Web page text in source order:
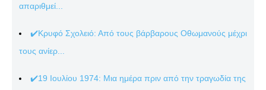
απαριθμεί...
✔️Κρυφό Σχολειό: Από τους βάρβαρους Οθωμανούς μέχρι
τους ανίερ...
✔️19 Ιουλίου 1974: Μια ημέρα πριν από την τραγωδία της